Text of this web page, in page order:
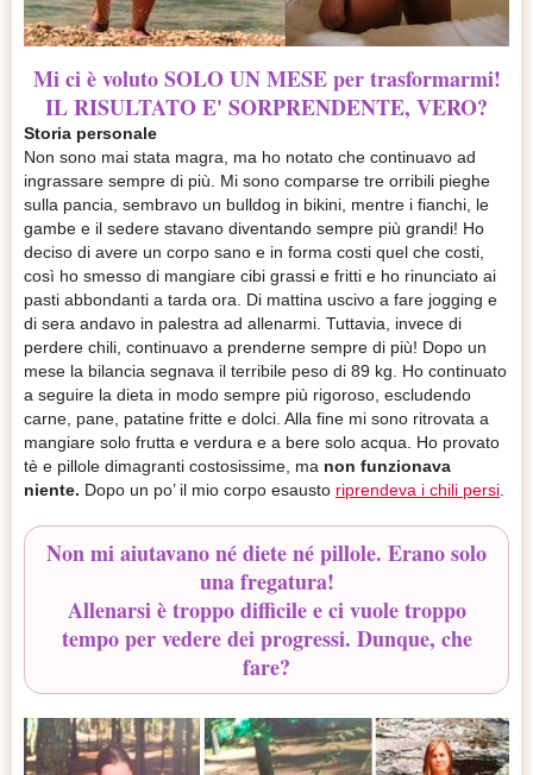
Mi ci è voluto SOLO UN MESE per trasformarmi!
IL RISULTATO E' SORPRENDENTE, VERO?
Storia personale
Non sono mai stata magra, ma ho notato che continuavo ad
ingrassare sempre di più. Mi sono comparse tre orribili pieghe
sulla pancia, sembravo un bulldog in bikini, mentre i fianchi, le
gambe e il sedere stavano diventando sempre più grandi! Ho
deciso di avere un corpo sano e in forma costi quel che costi,
così ho smesso di mangiare cibi grassi e fritti e ho rinunciato ai
pasti abbondanti a tarda ora. Di mattina uscivo a fare jogging e
di sera andavo in palestra ad allenarmi. Tuttavia, invece di
perdere chili, continuavo a prenderne sempre di più! Dopo un
mese la bilancia segnava il terribile peso di 89 kg. Ho continuato
a seguire la dieta in modo sempre più rigoroso, escludendo
carne, pane, patatine fritte e dolci. Alla fine mi sono ritrovata a
mangiare solo frutta e verdura e a bere solo acqua. Ho provato
tè e pillole dimagranti costosissime, ma non funzionava
niente. Dopo un po’ il mio corpo esausto riprendeva i chili persi
Non mi aiutavano né diete né pillole. Erano solo
una fregatura!
Allenarsi è troppo difficile e ci vuole troppo
tempo per vedere dei progressi. Dunque, che
fare?